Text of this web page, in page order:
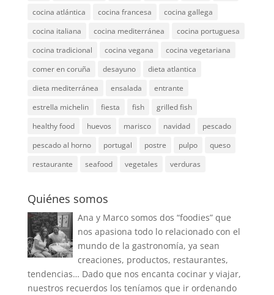
cocina atlántica
cocina francesa
cocina gallega
cocina italiana
cocina mediterránea
cocina portuguesa
cocina tradicional
cocina vegana
cocina vegetariana
comer en coruña
desayuno
dieta atlantica
dieta mediterránea
ensalada
entrante
estrella michelin
fiesta fish
grilled fish
healthy food
huevos marisco navidad
pescado
pescado al horno
portugal postre pulpo
queso
restaurante
seafood vegetales verduras
Quiénes somos
Ana y Marco somos dos “foodies” que
nos apasiona todo lo relacionado con el
mundo de la gastronomía, ya sean
creaciones, productos, restaurantes,
tendencias… Dado que nos encanta cocinar y viajar,
nuestros recuerdos los teníamos que ir ordenando